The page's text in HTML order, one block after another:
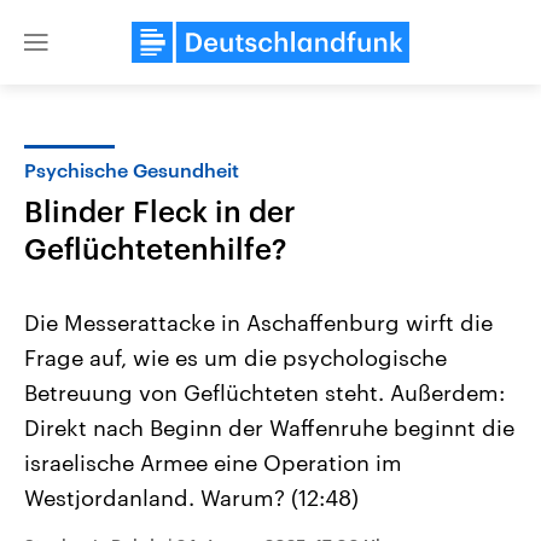
Close
Landtagswahl Sachsen-Anhalt
2026
Alle Informationen
September 2026 einen neuen
Bundesland von einer Koalition aus
USA
Aktuelle Beiträge,
Hintergründe
gehören die Vereinigten
mit großem Einfluss auf
Psychische Gesundheit
Blinder Fleck in der
Geflüchtetenhilfe?
Die Messerattacke in Aschaffenburg wirft die
Frage auf, wie es um die psychologische
Betreuung von Geflüchteten steht. Außerdem:
Direkt nach Beginn der Waffenruhe beginnt die
israelische Armee eine Operation im
Westjordanland. Warum? (12:48)